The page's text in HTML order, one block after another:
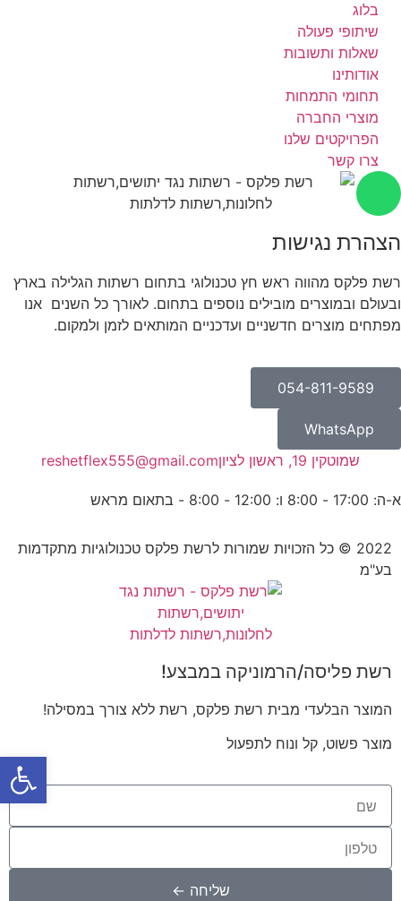
בלוג
שיתופי פעולה
שאלות ותשובות
אודותינו
תחומי התמחות
מוצרי החברה
הפרויקטים שלנו
צרו קשר
הצהרת נגישות
רשת פלקס מהווה ראש חץ טכנולוגי בתחום רשתות הגלילה בארץ
ובעולם ובמוצרים מובילים נוספים בתחום. לאורך כל השנים אנו
מפתחים מוצרים חדשניים ועדכניים המותאים לזמן ולמקום.
054-811-9589
WhatsApp
שמוטקין 19, ראשון לציון
reshetflex555@gmail.com
א-ה: 17:00 - 8:00 ו: 12:00 - 8:00 - בתאום מראש
2022 © כל הזכויות שמורות לרשת פלקס טכנולוגיות מתקדמות
בע"מ
רשת פליסה/הרמוניקה במבצע!
המוצר הבלעדי מבית רשת פלקס, רשת ללא צורך במסילה!
מוצר פשוט, קל ונוח לתפעול
שליחה ←
פתח